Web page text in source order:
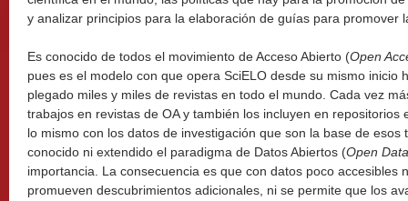
y analizar principios para la elaboración de guías para promover
Es conocido de todos el movimiento de Acceso Abierto (Open
pues es el modelo con que opera SciELO desde su mismo inicio
plegado miles y miles de revistas en todo el mundo. Cada vez
trabajos en revistas de OA y también los incluyen en repositorios
lo mismo con los datos de investigación que son la base de
conocido ni extendido el paradigma de Datos Abiertos (Open Data
importancia. La consecuencia es que con datos poco accesibles
promueven descubrimientos adicionales, ni se permite que los